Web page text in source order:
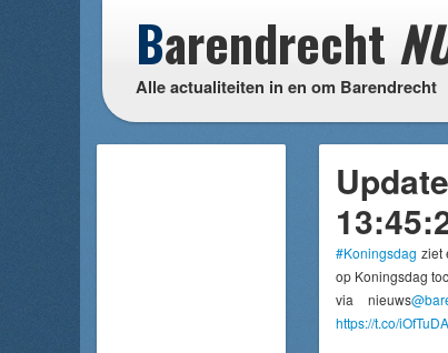
Barendrecht
Alle actualiteiten in en om Barendrecht
#Koningsdag ziet
op Koningsdag
via nieuws
https://t.co/